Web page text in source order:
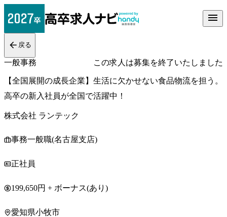
戻る
一般事務 この求人は募集を終了いたしました
【全国展開の成長企業】生活に欠かせない食品物流を担う。
高卒の新入社員が全国で活躍中！
株式会社 ランテック
事務一般職(名古屋支店)
正社員
199,650円 + ボーナス(あり)
愛知県小牧市